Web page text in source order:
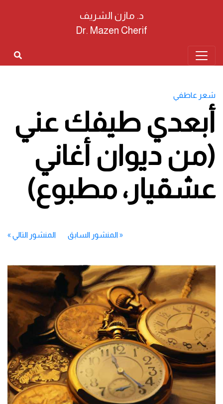
د. مازن الشريف
Dr. Mazen Cherif
شعر عاطفي
أبعدي طيفك عني
(من ديوان أغاني
عشقيار، مطبوع)
«المنشور السابق المنشور التالي »